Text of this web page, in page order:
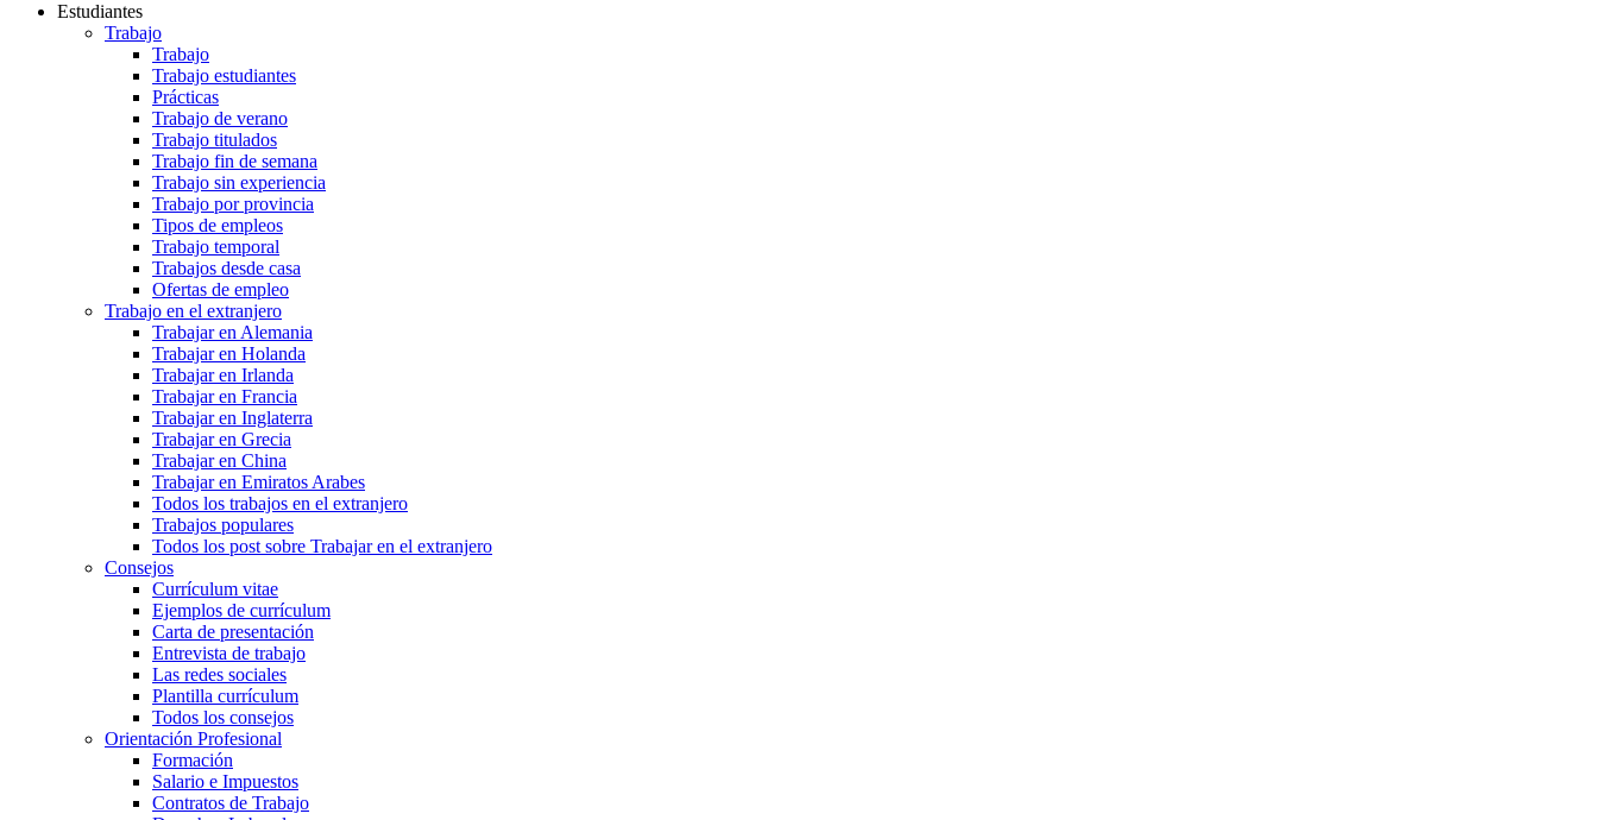
Estudiantes
Trabajo
Trabajo
Trabajo estudiantes
Prácticas
Trabajo de verano
Trabajo titulados
Trabajo fin de semana
Trabajo sin experiencia
Trabajo por provincia
Tipos de empleos
Trabajo temporal
Trabajos desde casa
Ofertas de empleo
Trabajo en el extranjero
Trabajar en Alemania
Trabajar en Holanda
Trabajar en Irlanda
Trabajar en Francia
Trabajar en Inglaterra
Trabajar en Grecia
Trabajar en China
Trabajar en Emiratos Arabes
Todos los trabajos en el extranjero
Trabajos populares
Todos los post sobre Trabajar en el extranjero
Consejos
Currículum vitae
Ejemplos de currículum
Carta de presentación
Entrevista de trabajo
Las redes sociales
Plantilla currículum
Todos los consejos
Orientación Profesional
Formación
Salario e Impuestos
Contratos de Trabajo